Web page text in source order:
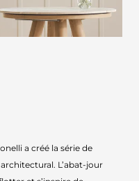
a créé la série de
L’abat-jour